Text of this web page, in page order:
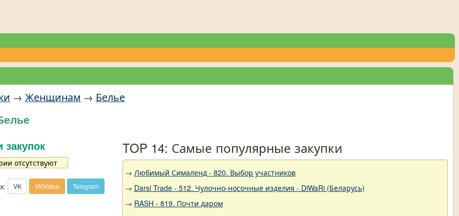
→ Женщинам → Белье
закупок
отсутствуют
VK VKVideo Telegram
TOP 14: Самые популярные закупки
→ Любимый Сималенд - 820. Выбор участников
→ Darsi Trade - 512. Чулочно-носочные изделия - DiWaRi (Беларусь)
→ RASH - 819. Почти даром